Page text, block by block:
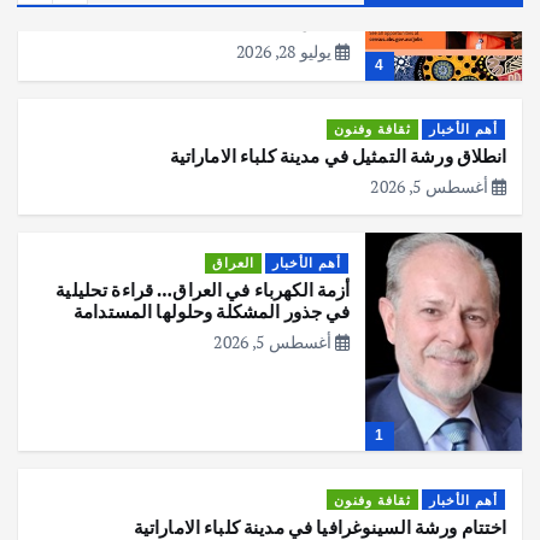
4
يوليو 28, 2026
أهم الأخبار ثقافة وفنون
انطلاق ورشة التمثيل في مدينة كلباء الاماراتية
أغسطس 5, 2026
1
أهم الأخبار العراق
أزمة الكهرباء في العراق… قراءة تحليلية
في جذور المشكلة وحلولها المستدامة
أغسطس 5, 2026
أهم الأخبار ثقافة وفنون
اختتام ورشة السينوغرافيا في مدينة كلباء الاماراتية